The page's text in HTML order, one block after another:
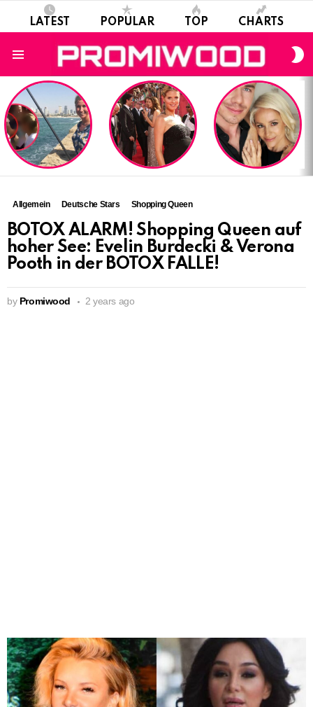
LATEST POPULAR TOP CHARTS
LATEST
STORIES
Allgemein Deutsche Stars Shopping Queen
BOTOX ALARM! Shopping Queen auf
hoher See: Evelin Burdecki & Verona
Pooth in der BOTOX FALLE!
by Promiwood 2 years ago